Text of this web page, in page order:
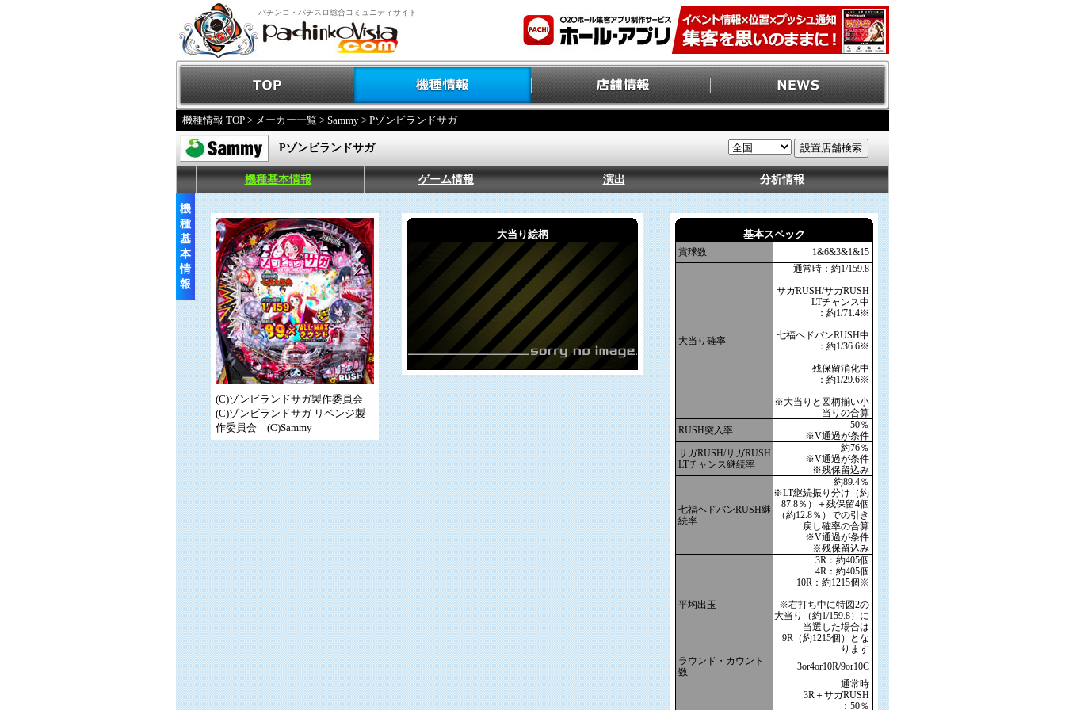
パチンコ・パチスロ総合コミュニティサイト
機種情報 TOP > メーカー一覧 > Sammy > Pゾンビランドサガ
Pゾンビランドサガ
機種基本情報 ゲーム情報 演出 分析情報
機
種
基
本
情
報
(C)ゾンビランドサガ製作委員会
(C)ゾンビランドサガ リベンジ製
作委員会 (C)Sammy
大当り絵柄 基本スペック
賞球数 1&6&3&1&15
大当り確率
通常時：約1/159.8
サガRUSH/サガRUSH
LTチャンス中
：約1/71.4※
七福ヘドバンRUSH中
：約1/36.6※
残保留消化中
：約1/29.6※
※大当りと図柄揃い小
当りの合算
RUSH突入率
50％
※V通過が条件
サガRUSH/サガRUSH
LTチャンス継続率
約76％
※V通過が条件
※残保留込み
七福ヘドバンRUSH継
続率
約89.4％
※LT継続振り分け（約
87.8％）＋残保留4個
（約12.8％）での引き
戻し確率の合算
※V通過が条件
※残保留込み
平均出玉
3R：約405個
4R：約405個
10R：約1215個※
※右打ち中に特図2の
大当り（約1/159.8）に
当選した場合は
9R（約1215個）とな
ります
ラウンド・カウント
数
3or4or10R/9or10C
通常時
3R＋サガRUSH
：50％